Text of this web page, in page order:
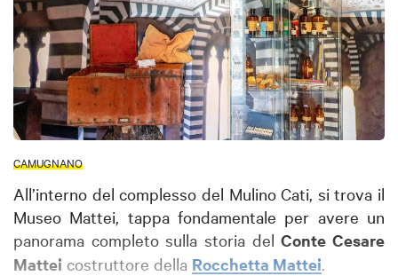
CAMUGNANO
All’interno del complesso del Mulino Cati, si trova il
Museo Mattei, tappa fondamentale per avere un
panorama completo sulla storia delConte Cesare
Mattei costruttore della Rocchetta Mattei